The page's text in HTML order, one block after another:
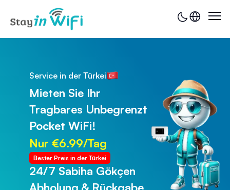
Service in der Türkei
Mieten Sie Ihr
Tragbares Unbegrenzt
Pocket WiFi!
Nur €6.99/Tag
Bester Preis in der Türkei
24/7 Sabiha Gökçen
Abholung & Rückgabe
24/7 Trabzon Flughafen
Abholung & Rückgabe